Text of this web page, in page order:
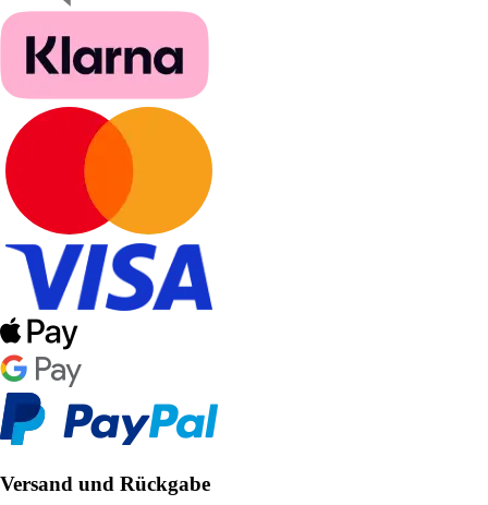
Versand und Rückgabe